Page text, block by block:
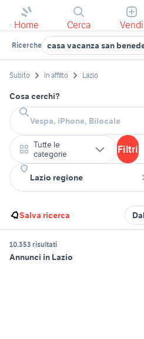
Home Cerca Vendi
Ricerche casa vacanza san
Subito In affitto Lazio
Cosa cerchi?
Tutte le
categorie
Filtri
Salva ricerca
10.353 risultati
Annunci in Lazio